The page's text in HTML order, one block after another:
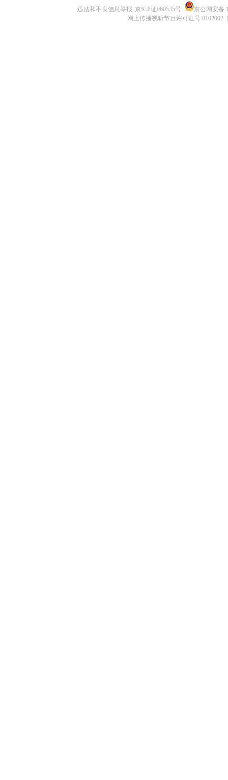
违法和不良信息举报 京ICP证060535号
京公网安备
网上传播视听节目许可证号 0102002